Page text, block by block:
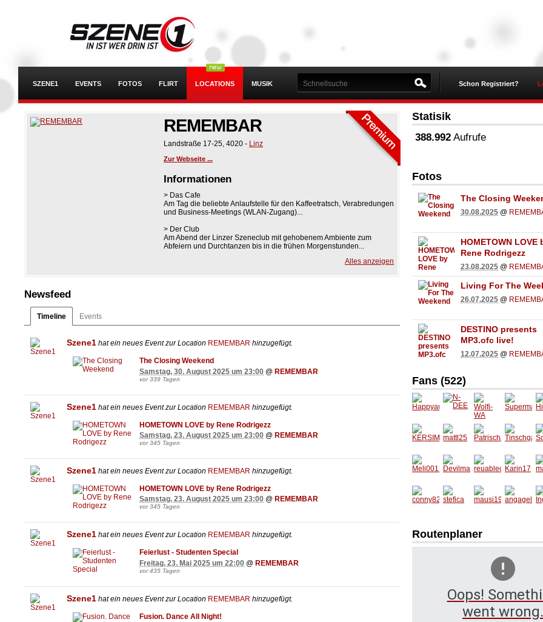
SZENE1 EVENTS FOTOS FLIRT LOCATIONS MUSIK Schon Registriert?
REMEMBAR
Landstraße 17-25 4020 - Linz
Zur Webseite ...
Informationen
> Das Cafe
Am Tag die beliebte Anlaufstelle für den Kaffeetratsch, Verabredungen
und Business-Meetings (WLAN-Zugang)...
> Der Club
Am Abend der Linzer Szeneclub mit gehobenem Ambiente zum
Abfeiern und Durchtanzen bis in die frühen Morgenstunden...
Alles anzeigen
Newsfeed
Timeline Events
Szene1 hat ein neues Event zur Location REMEMBAR hinzugefügt.
The Closing Weekend
Samstag, 30. August 2025 um 23:00 @ REMEMBAR
vor 339 Tagen
Szene1 hat ein neues Event zur Location REMEMBAR hinzugefügt.
HOMETOWN LOVE by Rene Rodrigezz
Samstag, 23. August 2025 um 23:00 @ REMEMBAR
vor 345 Tagen
Szene1 hat ein neues Event zur Location REMEMBAR hinzugefügt.
HOMETOWN LOVE by Rene Rodrigezz
Samstag, 23. August 2025 um 23:00 @ REMEMBAR
vor 345 Tagen
Szene1 hat ein neues Event zur Location REMEMBAR hinzugefügt.
Feierlust - Studenten Special
Freitag, 23. Mai 2025 um 22:00 @ REMEMBAR
vor 435 Tagen
Szene1 hat ein neues Event zur Location REMEMBAR hinzugefügt.
Fusion. Dance All Night!
Statisik
388.992 Aufrufe
Fotos
The Closing
30.08.2025 @
HOMETOWN LOVE
Rene Rodrigezz
23.08.2025 @
Living For The
26.07.2025 @
DESTINO presents
MP3.ofc live!
12.07.2025 @
Fans (522)
Happya
ua
N-DEE
Wolfi-
WA
Superm
ann241
0
KERSI
MAUS
mattl25
Patrisc
ha
Tinschg
al
l
Meli001
7
Devilm
aus
reuable
ck
Karin17
Routenplaner
Oops!
went wrong.